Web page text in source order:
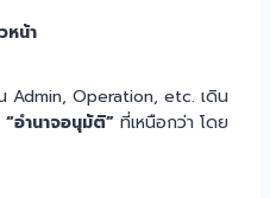
หน้า
Admin, Operation, etc. เดิน
“อำนาจอนุมัติ” ที่เหนือกว่า โดย